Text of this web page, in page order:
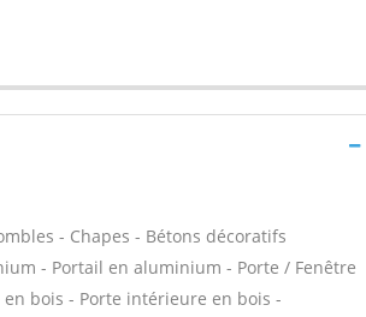
- Chapes - Bétons décoratifs
- Portail en aluminium - Porte / Fenêtre
en bois - Porte intérieure en bois -